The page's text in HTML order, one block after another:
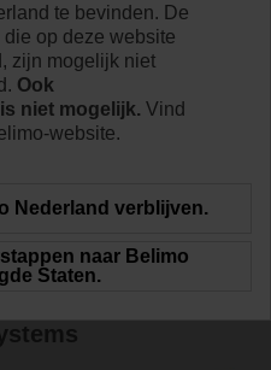
Hydronic
by
Simulator™
Importance of
te bevinden. De
op deze website
zijn mogelijk niet
Ook
niet mogelijk. Vind
website.
Nederland verblijven.
naar Belimo
Staten.